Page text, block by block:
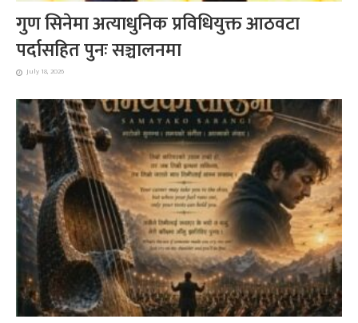
गुण सिनेमा अत्याधुनिक प्रविधियुक्त आठवटा
पर्दासहित पुनः सञ्चालनमा
July 18, 2026